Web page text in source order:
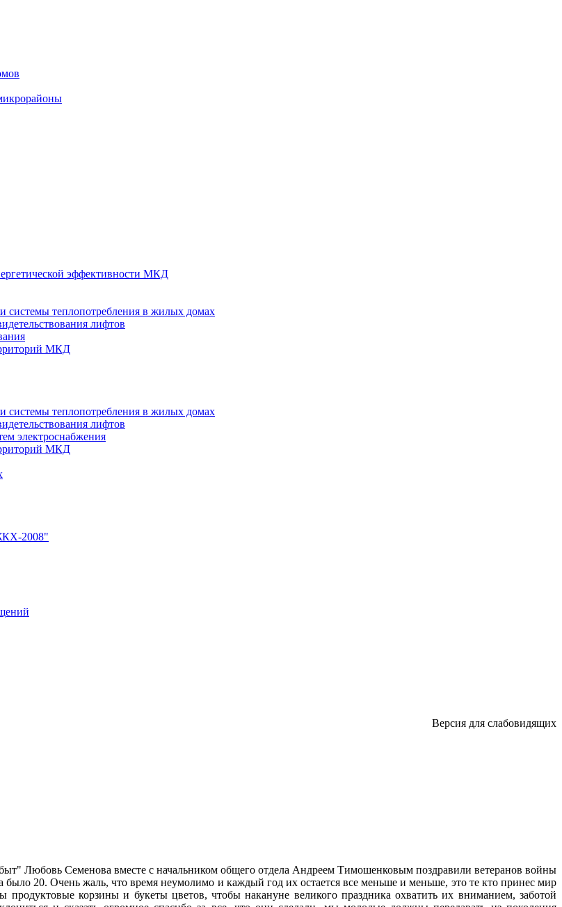
эффективности МКД
системы теплопотребления в жилых домах
лифтов
МКД
системы теплопотребления в жилых домах
лифтов
электроснабжения
МКД
2008"
Версия для слабовидящих
Любовь Семенова вместе с начальником общего отдела Андреем Тимошенковым поздравили ветеранов войны
было 20. Очень жаль, что время неумолимо и каждый год их остается все меньше и меньше, это те кто принес мир
корзины и букеты цветов, чтобы накануне великого праздника охватить их вниманием, заботой